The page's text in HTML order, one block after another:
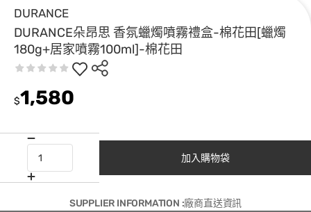
DURANCE
DURANCE朵昂思 香氛蠟燭噴霧禮盒-棉花田[蠟燭
180g+居家噴霧100ml]-棉花田
$1,580
加入購物袋
SUPPLIER INFORMATION :廠商直送資訊